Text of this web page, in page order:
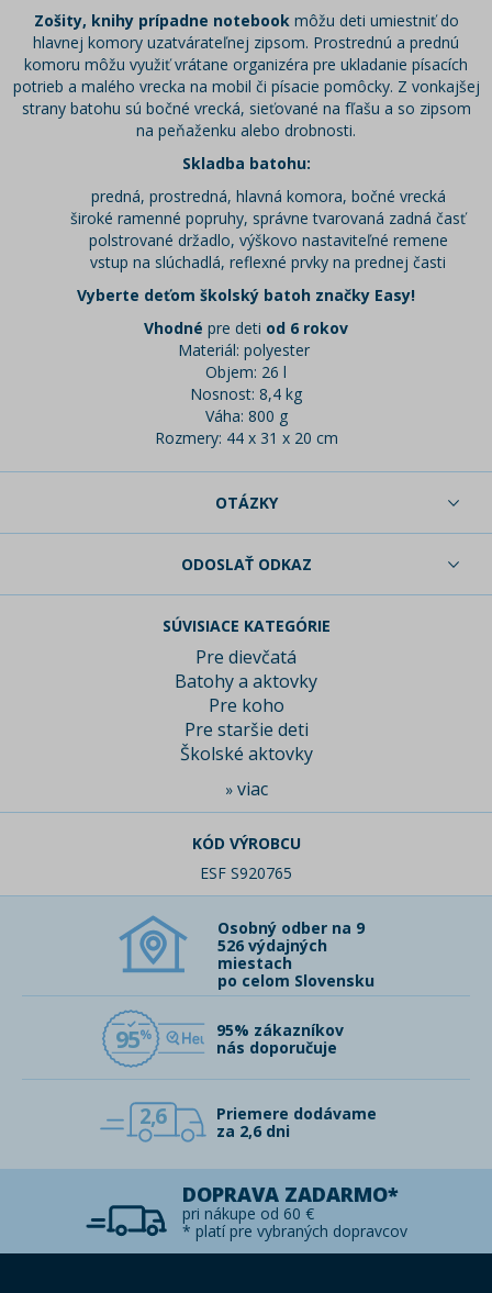
Zošity, knihy prípadne notebookmôžu deti umiestniť do
hlavnej komory uzatvárateľnej zipsom. Prostrednú a prednú
komoru môžu využiť vrátane organizéra pre ukladanie písacích
potrieb a malého vrecka na mobil či písacie pomôcky. Z vonkajšej
strany batohu sú bočné vrecká, sieťované na fľašu a so zipsom
na peňaženku alebo drobnosti.
Skladba batohu:
predná, prostredná, hlavná komora, bočné vrecká
široké ramenné popruhy, správne tvarovaná zadná časť
polstrované držadlo, výškovo nastaviteľné remene
vstup na slúchadlá, reflexné prvky na prednej časti
Vyberte deťom školský batoh značky Easy!
Vhodné pre deti od 6 rokov
Materiál: polyester
Objem: 26 l
Nosnost: 8,4 kg
Váha: 800 g
Rozmery: 44 x 31 x 20 cm
OTÁZKY
ODOSLAŤ ODKAZ
SÚVISIACE KATEGÓRIE
Pre dievčatá
Batohy a aktovky
Pre koho
Pre staršie deti
Školské aktovky
» viac
KÓD VÝROBCU
ESF S920765
Osobný odber na 9
526 výdajných
miestach
po celom Slovensku
95
95% zákazníkov
nás doporučuje
2,6
Priemere dodávame
za 2,6 dni
DOPRAVA ZADARMO*
pri nákupe od 60 €
* platí pre vybraných dopravcov